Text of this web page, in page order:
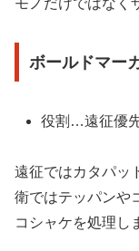
モノだけではなく
ボールドマー
役割…遠征優
遠征ではカタパッ
衛ではテッパンや
コシャケを処理し